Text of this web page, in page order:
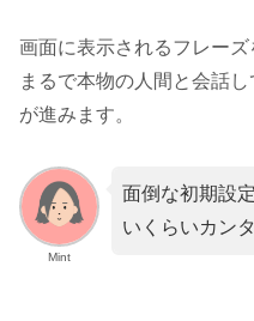
画面に表示されるフレーズ
まるで本物の人間と会話
が進みます。
Mint
面倒な初期設
いくらいカン